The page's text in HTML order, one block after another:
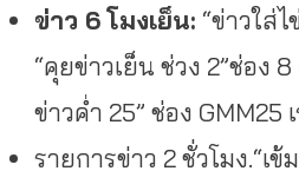
ข่าว 6 โมงเย็น: “ข่าวใส่
“คุยข่าวเย็น ช่วง 2”ช่อง 8
ข่าวค่ำ 25” ช่อง GMM25
รายการข่าว 2 ชั่วโมง.“เข้